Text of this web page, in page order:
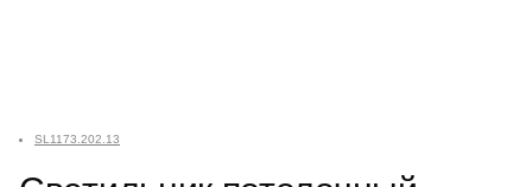
SL1173.202.13